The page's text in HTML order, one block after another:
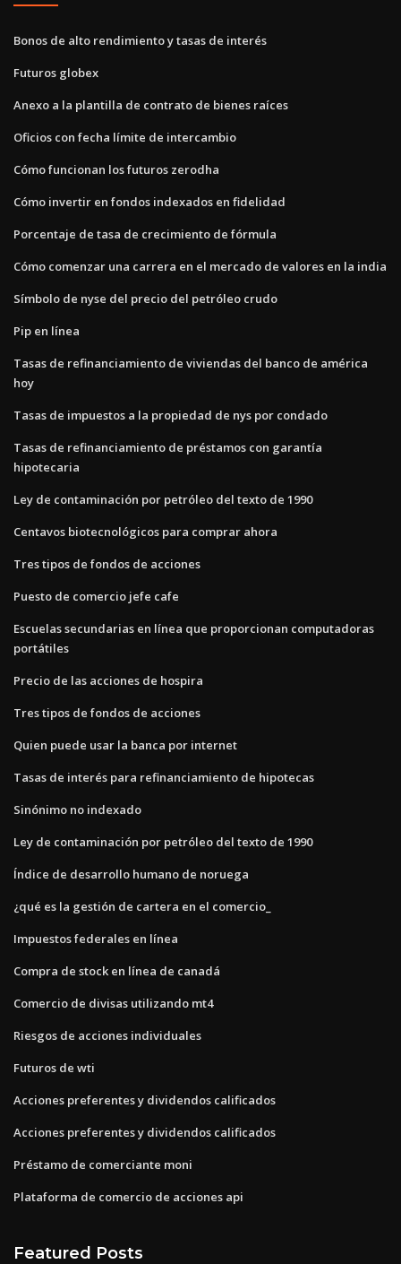
Bonos de alto rendimiento y tasas de interés
Futuros globex
Anexo a la plantilla de contrato de bienes raíces
Oficios con fecha límite de intercambio
Cómo funcionan los futuros zerodha
Cómo invertir en fondos indexados en fidelidad
Porcentaje de tasa de crecimiento de fórmula
Cómo comenzar una carrera en el mercado de valores en la india
Símbolo de nyse del precio del petróleo crudo
Pip en línea
Tasas de refinanciamiento de viviendas del banco de américa
hoy
Tasas de impuestos a la propiedad de nys por condado
Tasas de refinanciamiento de préstamos con garantía
hipotecaria
Ley de contaminación por petróleo del texto de 1990
Centavos biotecnológicos para comprar ahora
Tres tipos de fondos de acciones
Puesto de comercio jefe cafe
Escuelas secundarias en línea que proporcionan computadoras
portátiles
Precio de las acciones de hospira
Tres tipos de fondos de acciones
Quien puede usar la banca por internet
Tasas de interés para refinanciamiento de hipotecas
Sinónimo no indexado
Ley de contaminación por petróleo del texto de 1990
Índice de desarrollo humano de noruega
¿qué es la gestión de cartera en el comercio_
Impuestos federales en línea
Compra de stock en línea de canadá
Comercio de divisas utilizando mt4
Riesgos de acciones individuales
Futuros de wti
Acciones preferentes y dividendos calificados
Acciones preferentes y dividendos calificados
Préstamo de comerciante moni
Plataforma de comercio de acciones api
Featured Posts